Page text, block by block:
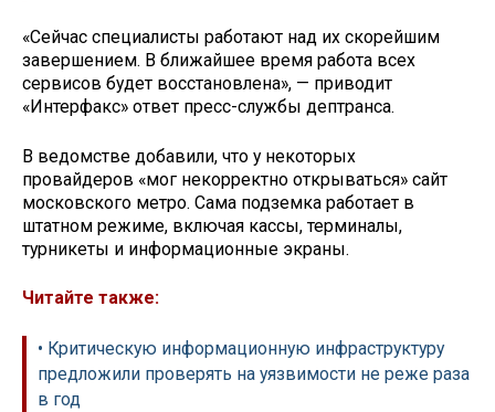
«Сейчас специалисты работают над их скорейшим
завершением. В ближайшее время работа всех
сервисов будет восстановлена», — приводит
«Интерфакс» ответ пресс-службы дептранса.
В ведомстве добавили, что у некоторых
провайдеров «мог некорректно открываться» сайт
московского метро. Сама подземка работает в
штатном режиме, включая кассы, терминалы,
турникеты и информационные экраны.
Читайте также:
• Критическую информационную инфраструктуру
предложили проверять на уязвимости не реже раза
в год